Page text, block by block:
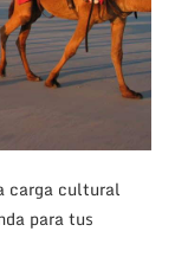
carga cultural
para tus